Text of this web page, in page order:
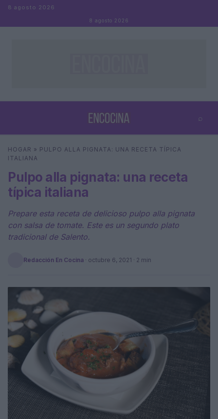
Saltar al contenido
8 agosto 2026
8 agosto 2026
⌕
Buscar
HOGAR » PULPO ALLA PIGNATA: UNA RECETA TÍPICA
ITALIANA
Pulpo alla pignata: una receta
típica italiana
Prepare esta receta de delicioso pulpo alla pignata
con salsa de tomate. Este es un segundo plato
tradicional de Salento.
Redacción En Cocina · octubre 6, 2021 · 2 min